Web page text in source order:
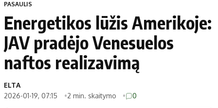
Pradinis puslapis
Savivaldybės
Naujausi
Regionai
Lietuva
Pasaulis
Politika
Gyvenimas
Horoskopai
Maistas
Technologijos
PASAULIS
Energetikos lūžis Amerikoje:
JAV pradėjo Venesuelos
naftos realizavimą
ELTA
2026-01-19, 07:15
2 min. skaitymo 0